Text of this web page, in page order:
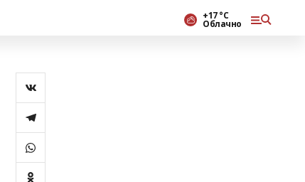
+17 °С
Облачно